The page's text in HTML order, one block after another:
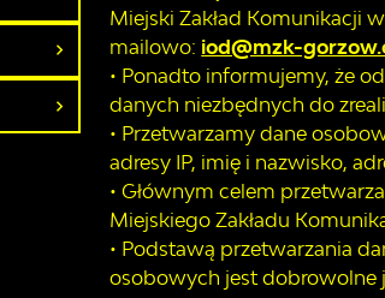
Miejski Zakład Komunikacji
mailowo: iod@mzk-
• Ponadto informujemy, że
danych niezbędnych do
• Przetwarzamy dane
adresy IP, imię i nazwisko,
• Głównym celem
Miejskiego Zakładu
• Podstawą przetwarzania
osobowych jest dobrowolne